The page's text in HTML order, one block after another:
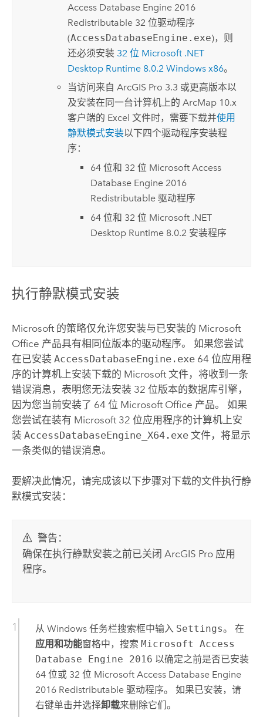
Access Database Engine 2016
Redistributable 32 位驱动程序
(AccessDatabaseEngine.exe)，则
还必须安装 32 位 Microsoft .NET
Desktop Runtime 8.0.2Windows x86。
当访问来自ArcGIS Pro 3.3 或更高版本以
及安装在同一台计算机上的ArcMap 10.x
客户端的 Excel 文件时，需要下载并使用
静默模式安装以下四个驱动程序安装程
序：
64 位和 32 位 Microsoft Access
Database Engine 2016
Redistributable 驱动程序
64 位和 32 位 Microsoft .NET
Desktop Runtime 8.0.2 安装程序
执行静默模式安装
Microsoft的策略仅允许您安装与已安装的 Microsoft
Office 产品具有相同位版本的驱动程序。 如果您尝试
在已安装 AccessDatabaseEngine.exe64 位应用程
序的计算机上安装下载的 Microsoft文件，将收到一条
错误消息，表明您无法安装 32 位版本的数据库引擎，
因为您当前安装了 64 位 Microsoft Office 产品。 如果
您尝试在装有 Microsoft32 位应用程序的计算机上安
装 AccessDatabaseEngine_X64.exe文件，将显示
一条类似的错误消息。
要解决此情况，请完成该以下步骤对下载的文件执行静
默模式安装：
警告：
确保在执行静默安装之前已关闭ArcGIS Pro 应用
程序。
从 Windows任务栏搜索框中输入 Settings。 在
应用和功能窗格中，搜索 Microsoft Access
Database Engine 2016 以确定之前是否已安装
64 位或 32 位 Microsoft Access Database Engine
2016 Redistributable 驱动程序。 如果已安装，请
右键单击并选择卸载来删除它们。